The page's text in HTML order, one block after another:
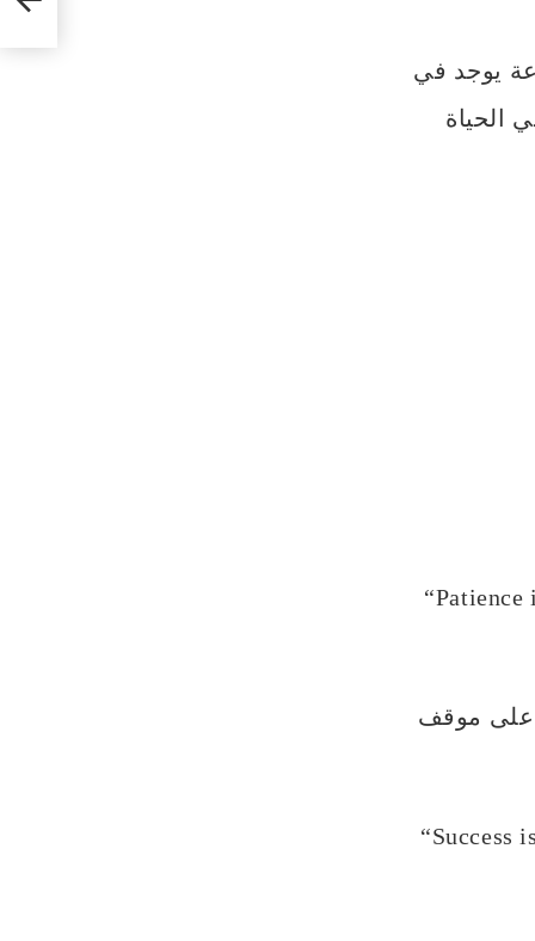
يوجد في
الحياة
على موقف
“Success